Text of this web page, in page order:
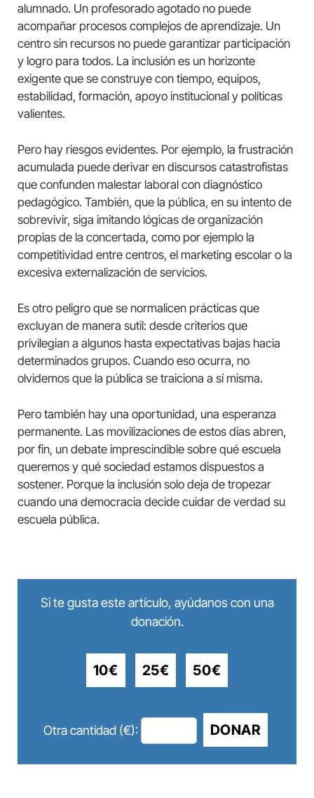
alumnado. Un profesorado agotado no puede
acompañar procesos complejos de aprendizaje. Un
centro sin recursos no puede garantizar participación
y logro para todos. La inclusión es un horizonte
exigente que se construye con tiempo, equipos,
estabilidad, formación, apoyo institucional y políticas
valientes.
Pero hay riesgos evidentes. Por ejemplo, la frustración
acumulada puede derivar en discursos catastrofistas
que confunden malestar laboral con diagnóstico
pedagógico. También, que la pública, en su intento de
sobrevivir, siga imitando lógicas de organización
propias de la concertada, como por ejemplo la
competitividad entre centros, el marketing escolar o la
excesiva externalización de servicios.
Es otro peligro que se normalicen prácticas que
excluyan de manera sutil: desde criterios que
privilegian a algunos hasta expectativas bajas hacia
determinados grupos. Cuando eso ocurra, no
olvidemos que la pública se traiciona a sí misma.
Pero también hay una oportunidad, una esperanza
permanente. Las movilizaciones de estos días abren,
por fin, un debate imprescindible sobre qué escuela
queremos y qué sociedad estamos dispuestos a
sostener. Porque la inclusión solo deja de tropezar
cuando una democracia decide cuidar de verdad su
escuela pública.
Si te gusta este artículo, ayúdanos con una
donación.
10€ 25€ 50€
Otra cantidad (€): DONAR